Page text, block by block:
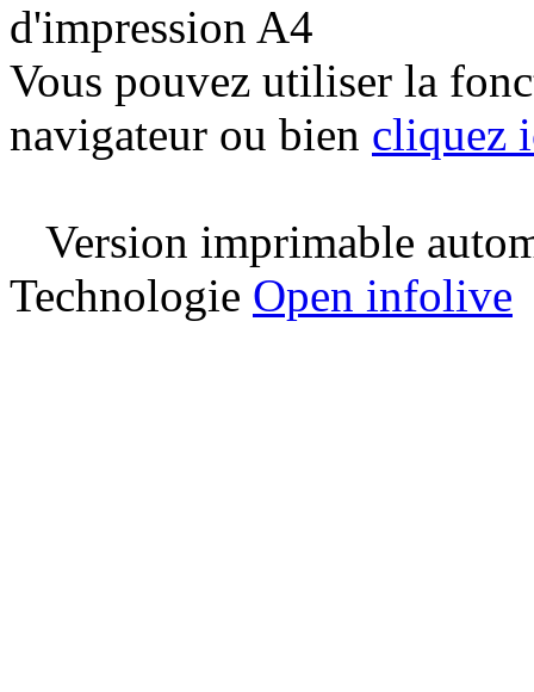
d'impression A4
Vous pouvez utiliser la
navigateur ou bien cliquez
Version imprimable
Technologie Open infolive